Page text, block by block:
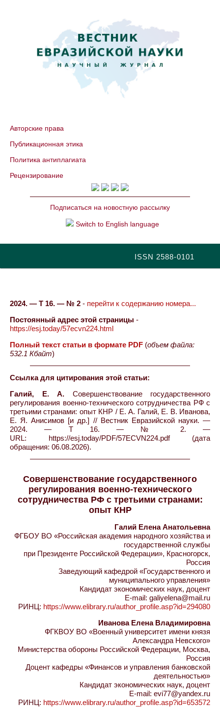
Авторские права
Публикационная этика
Политика антиплагиата
Рецензирование
Подписаться на новостную рассылку
Switch to English language
ISSN 2588-0101
2024. — Т 16. — № 2 - перейти к содержанию номера...
Постоянный адрес этой страницы -
https://esj.today/57ecvn224.html
Полный текст статьи в формате PDF (объем файла:
532.1 Кбайт)
Ссылка для цитирования этой статьи:
Галий, Е. А. Совершенствование государственного
регулирования военно-технического сотрудничества РФ с
третьими странами: опыт КНР / Е. А. Галий, Е. В. Иванова,
Е. Я. Анисимов [и др.] // Вестник Евразийской науки. —
2024. — Т 16. — № 2. —
URL: https://esj.today/PDF/57ECVN224.pdf (дата
обращения: 06.08.2026).
Совершенствование государственного
регулирования военно-технического
сотрудничества РФ с третьими странами:
опыт КНР
Галий Елена Анатольевна
ФГБОУ ВО «Российская академия народного хозяйства и
государственной службы
при Президенте Российской Федерации», Красногорск,
Россия
Заведующий кафедрой «Государственного и
муниципального управления»
Кандидат экономических наук, доцент
E-mail: galiyelena@mail.ru
РИНЦ: https://www.elibrary.ru/author_profile.asp?id=294080
Иванова Елена Владимировна
ФГКВОУ ВО «Военный университет имени князя
Александра Невского»
Министерства обороны Российской Федерации, Москва,
Россия
Доцент кафедры «Финансов и управления банковской
деятельностью»
Кандидат экономических наук, доцент
E-mail: evi77@yandex.ru
РИНЦ: https://www.elibrary.ru/author_profile.asp?id=653572